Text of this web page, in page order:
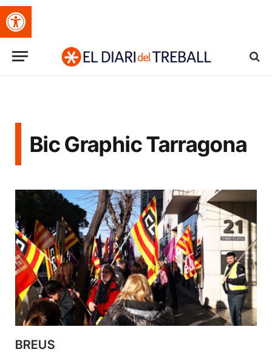
Obre la barra d'eines
Bic Graphic Tarragona
BREUS